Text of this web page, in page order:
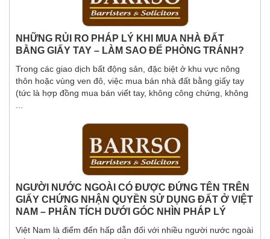
NHỮNG RỦI RO PHÁP LÝ KHI MUA NHÀ ĐẤT
BẰNG GIẤY TAY – LÀM SAO ĐỂ PHÒNG TRÁNH?
Trong các giao dịch bất động sản, đặc biệt ở khu vực nông
thôn hoặc vùng ven đô, việc mua bán nhà đất bằng giấy tay
(tức là hợp đồng mua bán viết tay, không công chứng, không
NGƯỜI NƯỚC NGOÀI CÓ ĐƯỢC ĐỨNG TÊN TRÊN
GIẤY CHỨNG NHẬN QUYỀN SỬ DỤNG ĐẤT Ở VIỆT
NAM – PHÂN TÍCH DƯỚI GÓC NHÌN PHÁP LÝ
Việt Nam là điểm đến hấp dẫn đối với nhiều người nước ngoài